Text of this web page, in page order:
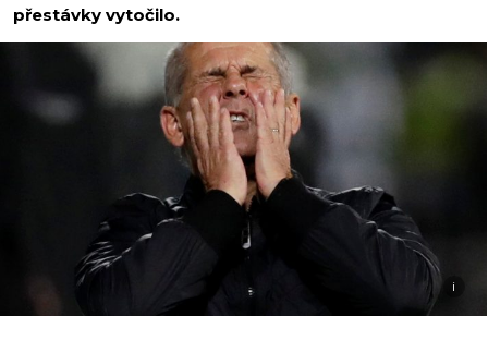
přestávky vytočilo.
i